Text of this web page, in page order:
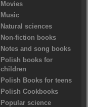
Movies
Music
Natural sciences
Non-fiction books
Notes and song books
Polish books for
children
Polish Books for teens
Polish Cookbooks
Popular science